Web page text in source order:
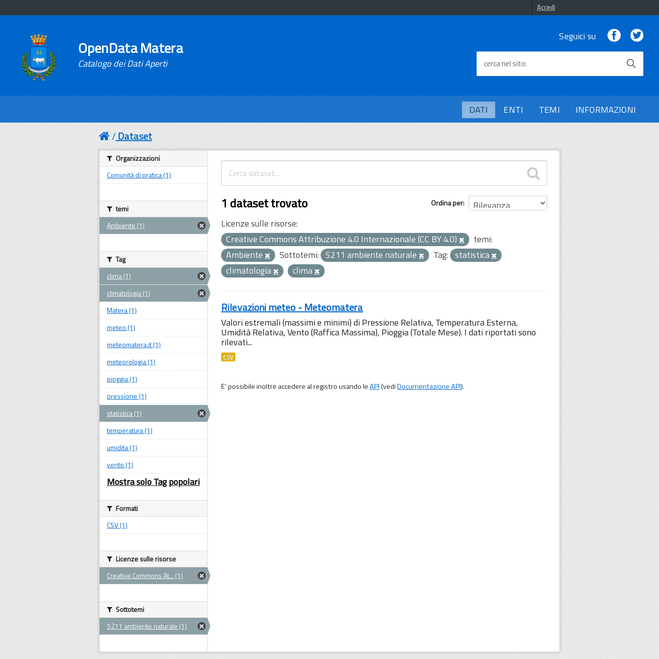
Accedi
OpenData Matera
Catalogo dei Dati Aperti
Seguici su Facebook
cerca nel sito
DATI ENTI TEMI INFORMAZIONI
Dataset
Ordina per
1 dataset trovato
Licenze sulle risorse:
Creative Commons Attribuzione 4.0 Internazionale (CC BY 4.0)
temi:
Ambiente
Sottotemi: 5211 ambiente naturale Tag: statistica
climatologia
clima
Rilevazioni meteo - Meteomatera
Valori estremali (massimi e minimi) di Pressione Relativa, Temperatura Esterna,
Umidità Relativa, Vento (Raffica Massima), Pioggia (Totale Mese). I dati riportati sono
rilevati...
CSV
E' possibile inoltre accedere al registro usando leAPI(vediDocumentazione API).
Organizzazioni
Comunità di pratica (1)
temi
Ambiente (1)
Tag
clima (1)
climatologia (1)
Matera (1)
meteo (1)
meteomatera.it (1)
meteorologia (1)
pioggia (1)
pressione (1)
statistica (1)
temperatura (1)
umidita (1)
vento (1)
Mostra solo Tag popolari
Formati
CSV (1)
Licenze sulle risorse
Creative Commons At... (1)
Sottotemi
5211 ambiente naturale (1)